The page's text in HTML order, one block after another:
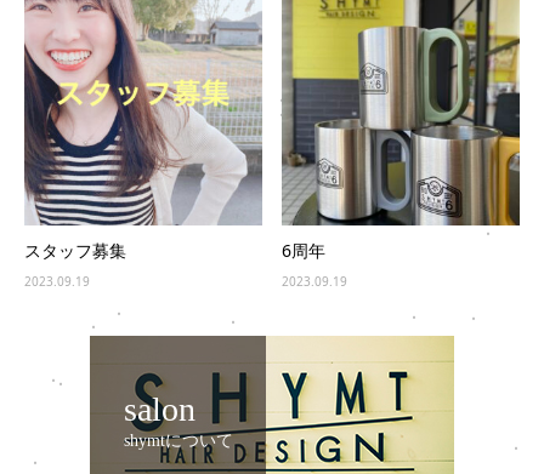
スタッフ募集
2023.09.19
6周年
2023.09.19
salon
shymtについて